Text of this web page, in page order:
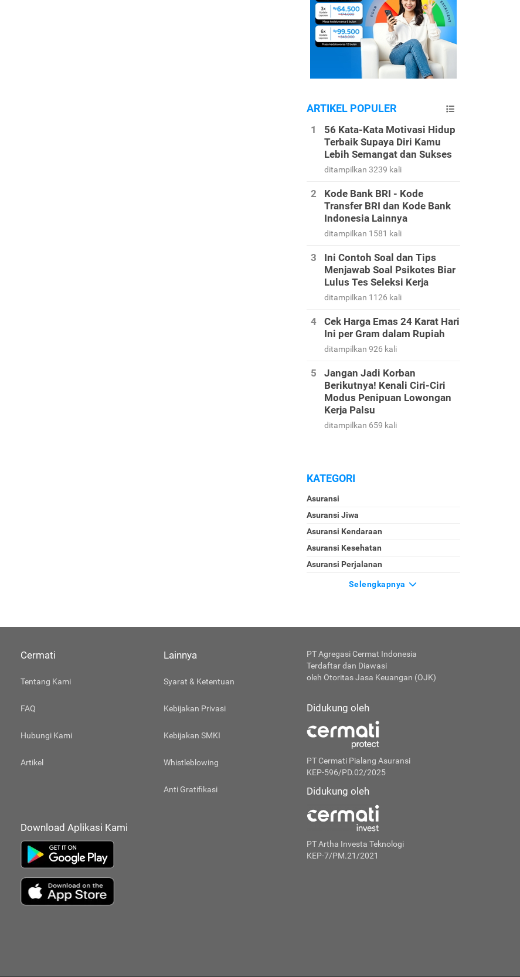
ARTIKEL POPULER
56 Kata-Kata Motivasi Hidup
Terbaik Supaya Diri Kamu
Lebih Semangat dan Sukses
ditampilkan 3239 kali
Kode Bank BRI - Kode
Transfer BRI dan Kode Bank
Indonesia Lainnya
ditampilkan 1581 kali
Ini Contoh Soal dan Tips
Menjawab Soal Psikotes Biar
Lulus Tes Seleksi Kerja
ditampilkan 1126 kali
Cek Harga Emas 24 Karat Hari
Ini per Gram dalam Rupiah
ditampilkan 926 kali
Jangan Jadi Korban
Berikutnya! Kenali Ciri-Ciri
Modus Penipuan Lowongan
Kerja Palsu
ditampilkan 659 kali
KATEGORI
Asuransi
Asuransi Jiwa
Asuransi Kendaraan
Asuransi Kesehatan
Asuransi Perjalanan
Selengkapnya
Cermati
Tentang Kami
FAQ
Hubungi Kami
Artikel
Lainnya
Syarat & Ketentuan
Kebijakan Privasi
Kebijakan SMKI
Whistleblowing
Anti Gratifikasi
Download Aplikasi Kami
PT Agregasi Cermat Indonesia
Terdaftar dan Diawasi
oleh Otoritas Jasa Keuangan (OJK)
Didukung oleh
PT Cermati Pialang Asuransi
KEP-596/PD.02/2025
Didukung oleh
PT Artha Investa Teknologi
KEP-7/PM.21/2021